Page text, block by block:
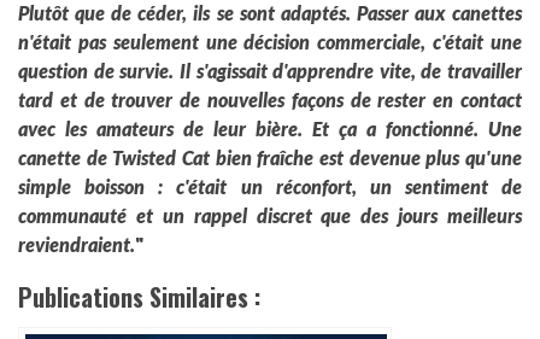
Plutôt que de céder, ils se sont adaptés. Passer aux canettes
n'était pas seulement une décision commerciale, c'était une
question de survie. Il s'agissait d'apprendre vite, de travailler
tard et de trouver de nouvelles façons de rester en contact
avec les amateurs de leur bière. Et ça a fonctionné. Une
canette de Twisted Cat bien fraîche est devenue plus qu'une
simple boisson : c'était un réconfort, un sentiment de
communauté et un rappel discret que des jours meilleurs
reviendraient."
Publications Similaires :